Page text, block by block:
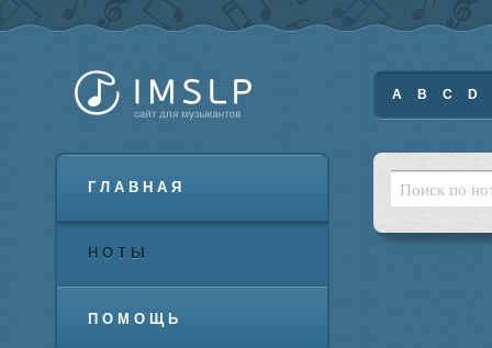
ГЛАВНАЯ
НОТЫ
ПОМОЩЬ
A B C D